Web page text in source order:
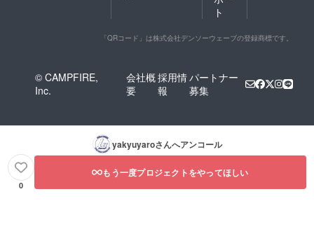
ト
「QRコード」は株式会社デンソーウェーブの登録商標です。
© CAMPFIRE,
Inc.
会社概
要
採用情
報
パートナー
募集
yakyuyaroさんへアンコール
0
もう一度プロジェクトをやってほしい